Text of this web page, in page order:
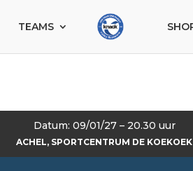
TEAMS
Datum: 09/01/27 – 20.30 uur
ACHEL, SPORTCENTRUM DE KOEKOEK